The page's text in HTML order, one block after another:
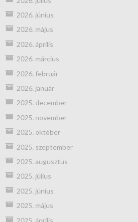
2026. június
2026. május
2026. április
2026. március
2026. február
2026. január
2025. december
2025. november
2025. október
2025. szeptember
2025. augusztus
2025. július
2025. június
2025. május
2025. április